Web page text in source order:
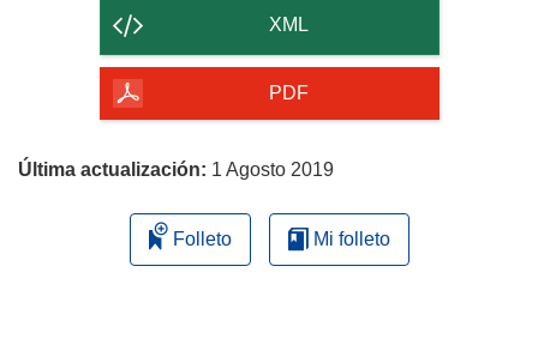
contenido
de
página
XML
PDF
Última actualización: 1 Agosto 2019
Folleto Mi folleto